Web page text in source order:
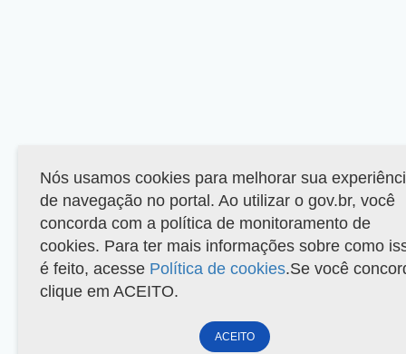
Nós usamos cookies para melhorar sua
de navegação no portal. Ao utilizar o gov.br, você
concorda com a política de monitoramento de
cookies. Para ter mais informações sobre como
é feito, acesse Política de cookies.Se você
clique em ACEITO.
ACEITO